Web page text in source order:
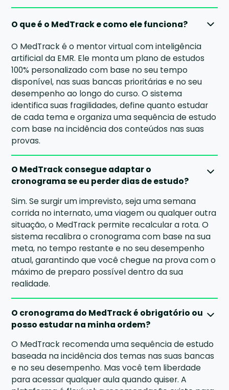
O que é o MedTrack e como ele funciona?
O MedTrack é o mentor virtual com inteligência
artificial da EMR. Ele monta um plano de estudos
100% personalizado com base no seu tempo
disponível, nas suas bancas prioritárias e no seu
desempenho ao longo do curso. O sistema
identifica suas fragilidades, define quanto estudar
de cada tema e organiza uma sequência de estudo
com base na incidência dos conteúdos nas suas
provas.
O MedTrack consegue adaptar o
cronograma se eu perder dias de estudo?
Sim. Se surgir um imprevisto, seja uma semana
corrida no internato, uma viagem ou qualquer outra
situação, o MedTrack permite recalcular a rota. O
sistema recalibra o cronograma com base na sua
meta, no tempo restante e no seu desempenho
atual, garantindo que você chegue na prova com o
máximo de preparo possível dentro da sua
realidade.
O cronograma do MedTrack é obrigatório ou
posso estudar na minha ordem?
O MedTrack recomenda uma sequência de estudo
baseada na incidência dos temas nas suas bancas
e no seu desempenho. Mas você tem liberdade
para acessar qualquer aula quando quiser. A